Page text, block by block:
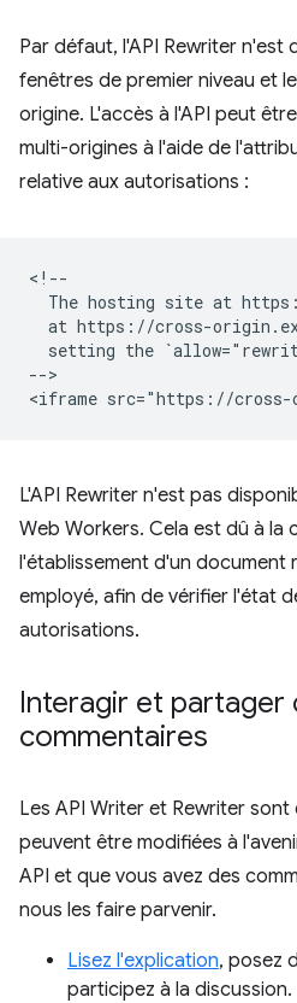
Par défaut, l'API Rewriter n'est
fenêtres de premier niveau et
origine. L'accès à l'API peut
multi-origines à l'aide de
relative aux autorisations :
<!--
The hosting site at
at https://cross-
setting the
-->
L'API Rewriter n'est pas
Web Workers. Cela est dû à la
l'établissement d'un document
employé, afin de vérifier l'état
autorisations.
Interagir et partager
commentaires
Les API Writer et Rewriter
peuvent être modifiées à
API et que vous avez des
nous les faire parvenir.
Lisez l'explication, posez
participez à la discussion.